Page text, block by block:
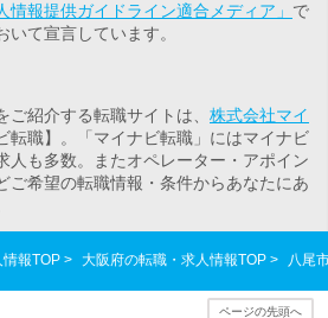
情報提供ガイドライン適合メディア」 で
て宣言しています。
紹介する転職サイトは、 株式会社マイ
転職】。「マイナビ転職」にはマイナビ
人も多数。またオペレーター・アポイン
ご希望の転職情報・条件からあなたにあ
報TOP 大阪府の転職・求人情報TOP 八尾
ページの先頭へ